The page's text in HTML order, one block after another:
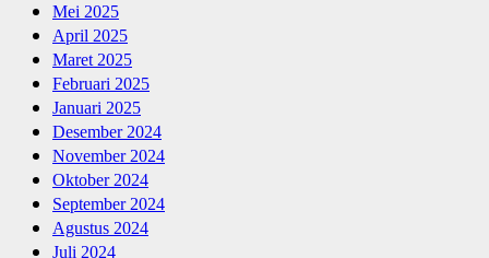
Mei 2025
April 2025
Maret 2025
Februari 2025
Januari 2025
Desember 2024
November 2024
Oktober 2024
September 2024
Agustus 2024
Juli 2024